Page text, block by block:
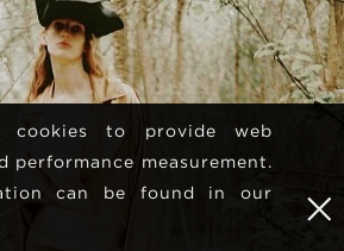
cookies to provide web
performance measurement.
can be found in our